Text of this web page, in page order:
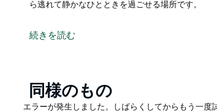
ら逃れて静かなひとときを過ごせる場所です。
は、冒険好きな個人旅行者にとって理想的な目的
ブッシュウォーキングは、この公園最大の見どこ
途中では、バードウォッチングや野生動物観察が
紅のバラ科の鳥、オオカンガルーや沼ワラビーな
続きを読む
Product
List
同様のもの
Product
エラーが発生しました。しばらくしてからもう一度